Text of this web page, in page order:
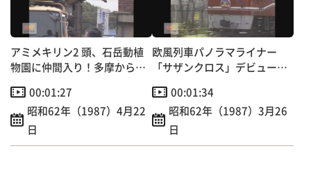
アミメキリン2 頭、石岳動植
物園に仲間入り！多摩から佐
00:01:27
昭和62年（1987）4月22
日
欧風列車パノラマライナー
「サザンクロス」デビュー！
00:01:34
昭和62年（1987）3月26
日